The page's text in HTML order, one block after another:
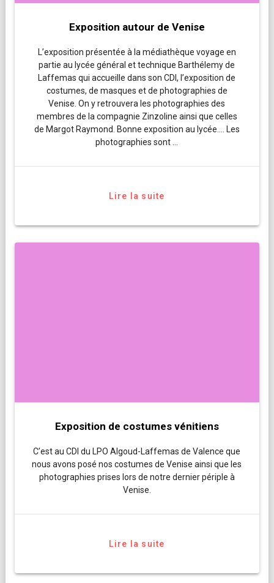
Exposition autour de Venise
L’exposition présentée à la médiathèque voyage en
partie au lycée général et technique Barthélemy de
Laffemas qui accueille dans son CDI, l’exposition de
costumes, de masques et de photographies de
Venise. On y retrouvera les photographies des
membres de la compagnie Zinzoline ainsi que celles
de Margot Raymond. Bonne exposition au lycée…. Les
photographies sont …
Lire la suite
Exposition de costumes vénitiens
C’est au CDI du LPO Algoud-Laffemas de Valence que
nous avons posé nos costumes de Venise ainsi que les
photographies prises lors de notre dernier périple à
Venise.
Lire la suite